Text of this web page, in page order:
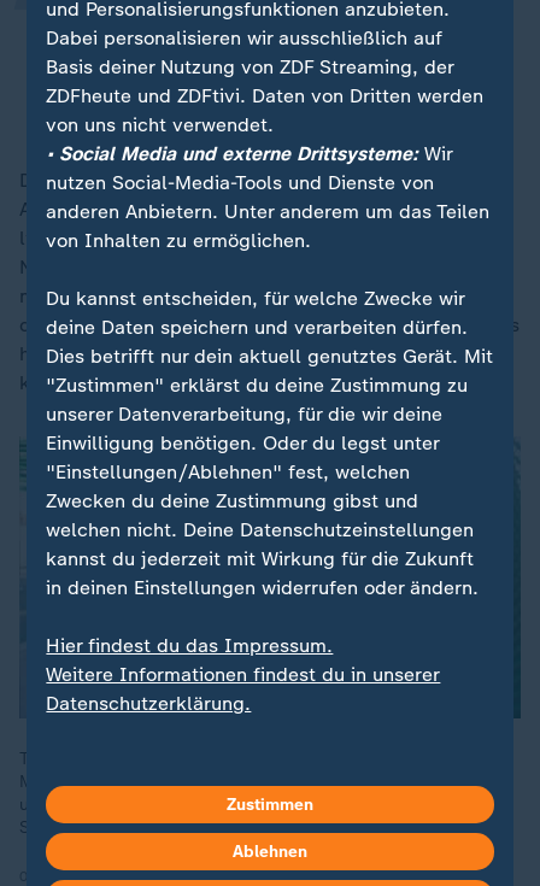
Mountainbikes in Deutschland sind
das fast 1.000 Tonnen pro Jahr.
Fabian Sommer
Das ist natürlich kein Vergleich zum Abrieb durch
Autoreifen, der bei etwa 100.000 Tonnen pro Jahr
liegt. Aber Mountainbikes bewegen sich mitten in der
Natur und ihr Abrieb gelangt direkt dorthin. Deswegen
müssen wir mehr darüber wissen. Das ändert nichts
daran, dass Fahrradfahren sehr nachhaltig ist. Aber das
heißt ja nicht, dass wir es nicht noch besser machen
können.
Trainingsanzüge - früher einfach Sportkleidung, heute
Modestatement, auch auf der Straße. Versehen mit viel Glitzer
und Glamour. Der neue Look hat aber auch seine
Schattenseiten.
04.08.2024 | 28:41 min
und Personalisierungsfunktionen anzubieten.
Dabei personalisieren wir ausschließlich auf
Basis deiner Nutzung von ZDF Streaming, der
ZDFheute und ZDFtivi. Daten von Dritten werden
von uns nicht verwendet.
• Social Media und externe Drittsysteme:Wir
nutzen Social-Media-Tools und Dienste von
anderen Anbietern. Unter anderem um das Teilen
von Inhalten zu ermöglichen.
Du kannst entscheiden, für welche Zwecke wir
deine Daten speichern und verarbeiten dürfen.
Dies betrifft nur dein aktuell genutztes Gerät. Mit
"Zustimmen" erklärst du deine Zustimmung zu
unserer Datenverarbeitung, für die wir deine
Einwilligung benötigen. Oder du legst unter
"Einstellungen/Ablehnen" fest, welchen
Zwecken du deine Zustimmung gibst und
welchen nicht. Deine Datenschutzeinstellungen
kannst du jederzeit mit Wirkung für die Zukunft
in deinen Einstellungen widerrufen oder ändern.
Hier findest du das Impressum.
Weitere Informationen findest du in unserer
Datenschutzerklärung.
Zustimmen
Ablehnen